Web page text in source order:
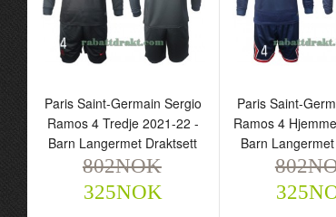
Fotballdrakt
802NOK 325NOK
720NOK
Paris Saint-Germain Sergio
Ramos 4 Tredje 2021-22 -
Barn Langermet Draktsett
802NOK
325NOK
Paris Saint-
Ramos 4
Barn